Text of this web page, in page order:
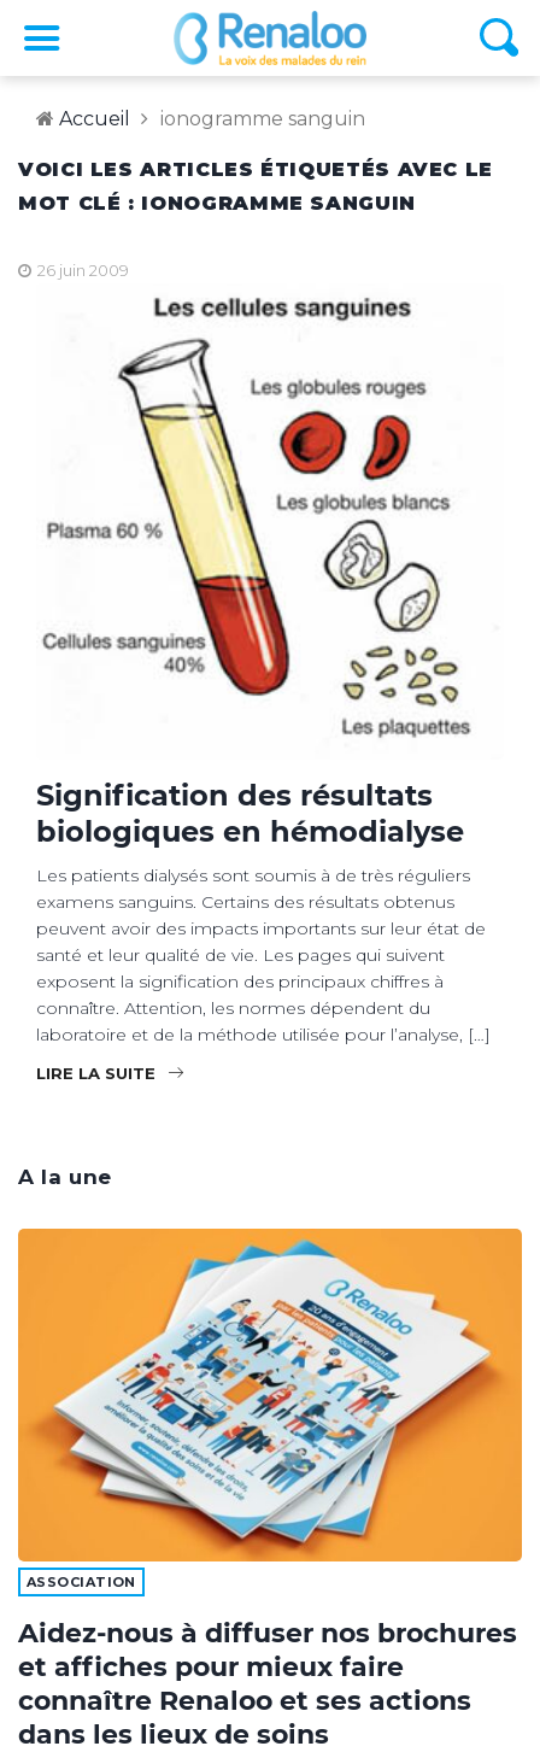
Accueil ionogramme sanguin
VOICI LES ARTICLES ÉTIQUETÉS AVEC LE
MOT CLÉ : IONOGRAMME SANGUIN
26 juin 2009
Signification des résultats
biologiques en hémodialyse
Les patients dialysés sont soumis à de très réguliers
examens sanguins. Certains des résultats obtenus
peuvent avoir des impacts importants sur leur état de
santé et leur qualité de vie. Les pages qui suivent
exposent la signification des principaux chiffres à
connaître. Attention, les normes dépendent du
laboratoire et de la méthode utilisée pour l’analyse, […]
LIRE LA SUITE
A la une
ASSOCIATION
Aidez-nous à diffuser nos brochures
et affiches pour mieux faire
connaître Renaloo et ses actions
dans les lieux de soins